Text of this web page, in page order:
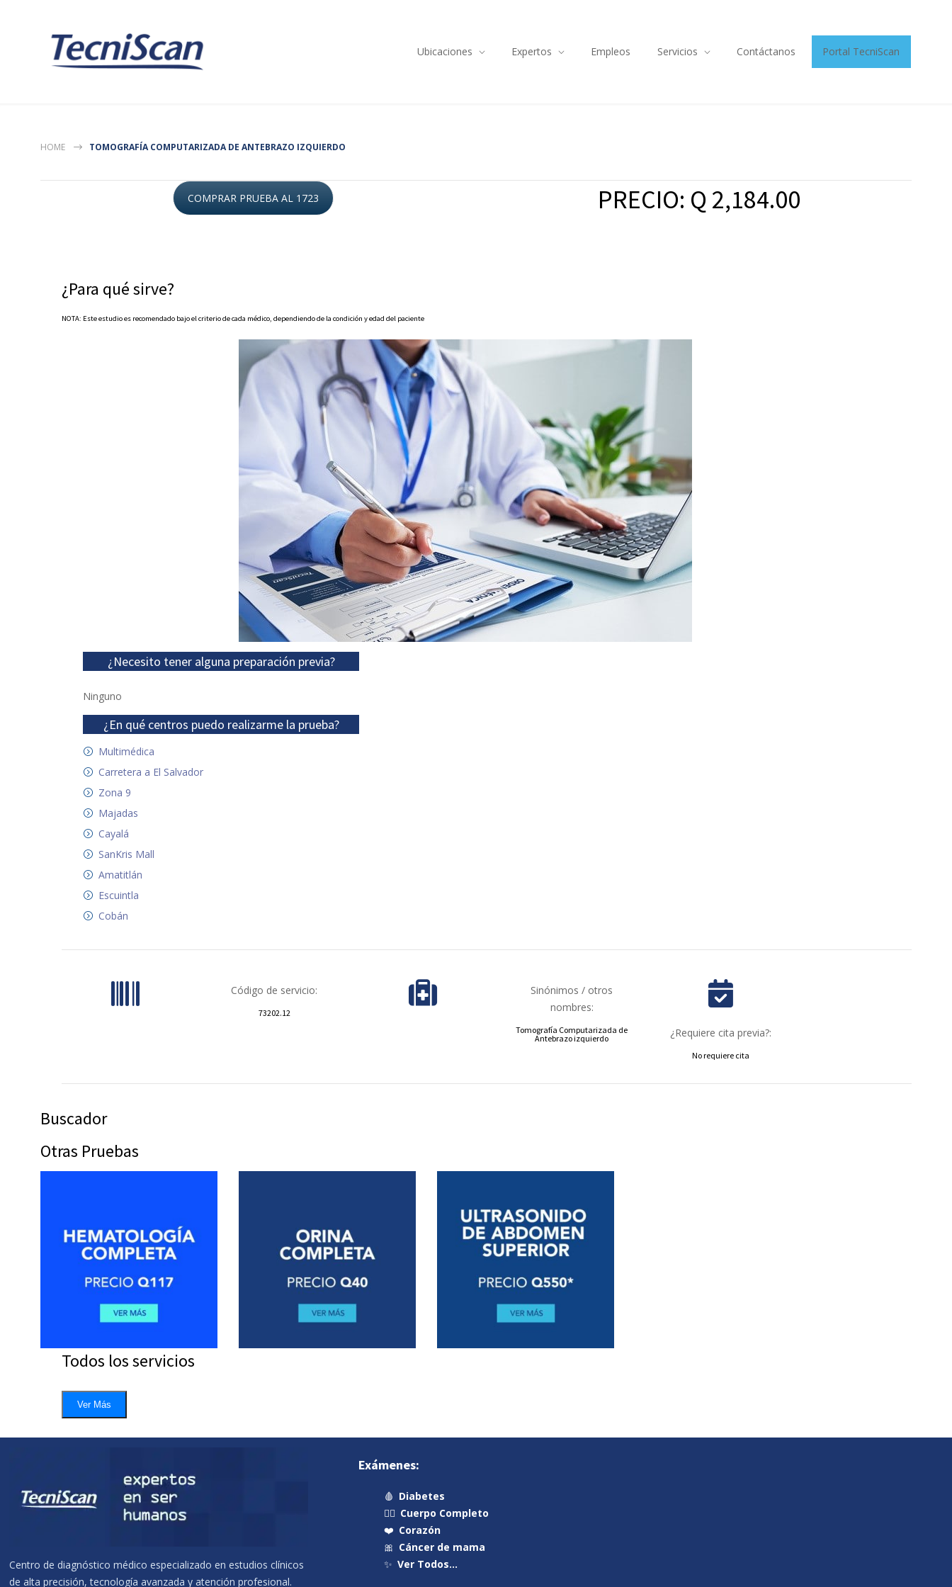
Ubicaciones Expertos Empleos Servicios Contáctanos Portal TecniScan
HOME TOMOGRAFÍA COMPUTARIZADA DE ANTEBRAZO IZQUIERDO
COMPRAR PRUEBA AL 1723 PRECIO: Q 2,184.00
¿Para qué sirve?
NOTA: Este estudio es recomendado bajo el criterio de cada médico, dependiendo de la condición y edad del paciente
¿Necesito tener alguna preparación previa?
Ninguno
¿En qué centros puedo realizarme la prueba?
Multimédica
Carretera a El Salvador
Zona 9
Majadas
Cayalá
SanKris Mall
Amatitlán
Escuintla
Cobán
Código de servicio:
73202.12
Sinónimos / otros
nombres:
Tomografía Computarizada de
Antebrazo izquierdo
¿Requiere cita previa?:
No requiere cita
Buscador
Otras Pruebas
Todos los servicios
Ver Más
Centro de diagnóstico médico especializado en estudios clínicos
de alta precisión, tecnología avanzada y atención profesional.
Exámenes:
🩸 Diabetes
🧍‍♂️ Cuerpo Completo
❤️ Corazón
🎀 Cáncer de mama
✨ Ver Todos…